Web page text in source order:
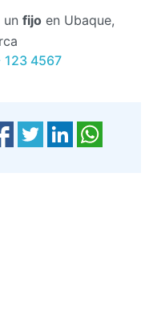
un fijo en Ubaque,
123 4567